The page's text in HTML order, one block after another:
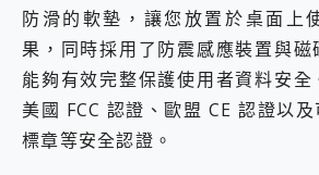
防滑的軟墊，讓您放置於桌面上
果，同時採用了防震感應裝置與磁
能夠有效完整保護使用者資料安
美國 FCC 認證、歐盟 CE 認證以
標章等安全認證。